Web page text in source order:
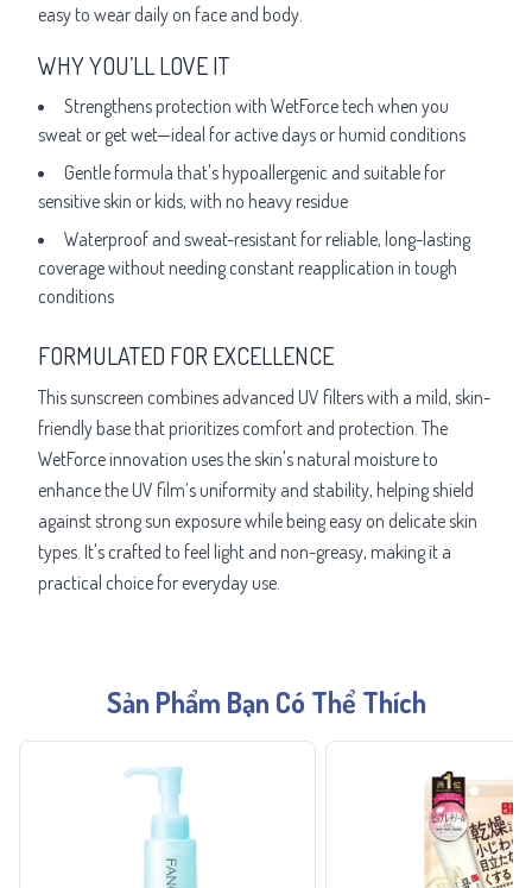
easy to wear daily on face and body.
WHY YOU’LL LOVE IT
Strengthens protection with WetForce tech when you
sweat or get wet—ideal for active days or humid conditions
Gentle formula that's hypoallergenic and suitable for
sensitive skin or kids, with no heavy residue
Waterproof and sweat-resistant for reliable, long-lasting
coverage without needing constant reapplication in tough
conditions
FORMULATED FOR EXCELLENCE
This sunscreen combines advanced UV filters with a mild, skin-
friendly base that prioritizes comfort and protection. The
WetForce innovation uses the skin's natural moisture to
enhance the UV film’s uniformity and stability, helping shield
against strong sun exposure while being easy on delicate skin
types. It's crafted to feel light and non-greasy, making it a
practical choice for everyday use.
Sản Phẩm Bạn Có Thể Thích